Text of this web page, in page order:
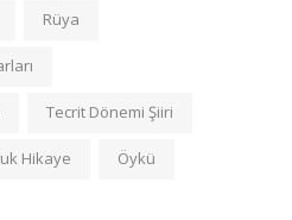
Rüya
Tecrit Dönemi Şiiri
Hikaye Öykü